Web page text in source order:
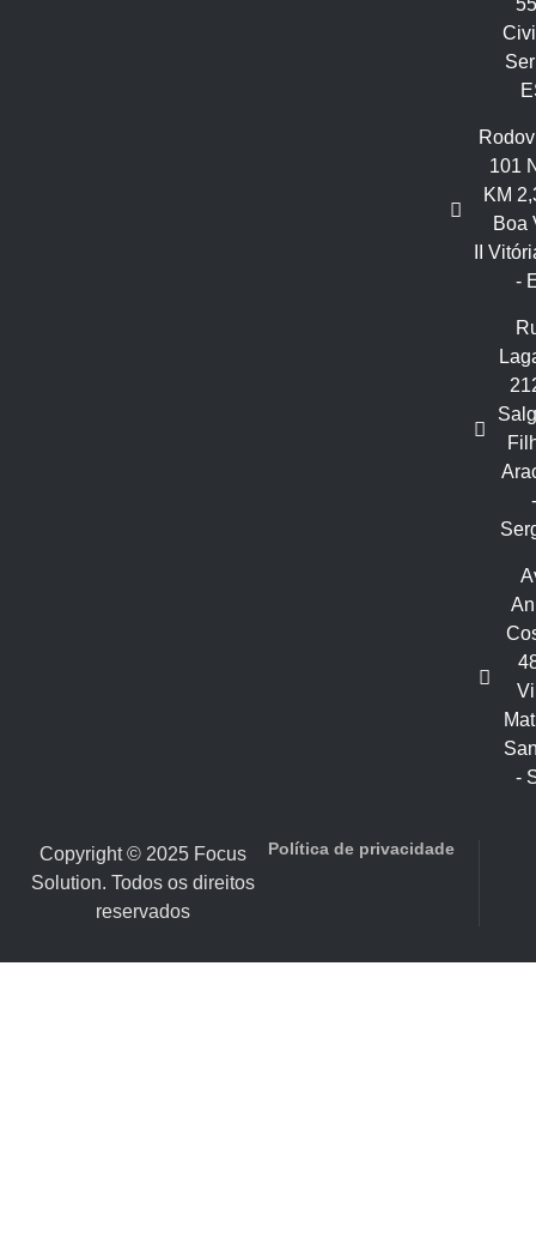
101
KM
Boa
II
-
-
-
Copyright © 2025 Focus
Solution. Todos os direitos
reservados
Política de privacidade